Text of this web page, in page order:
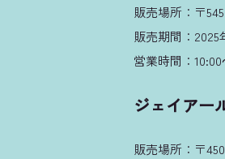
販売場所：〒
販売期間：2025
営業時間：
ジェイアー
販売場所：〒